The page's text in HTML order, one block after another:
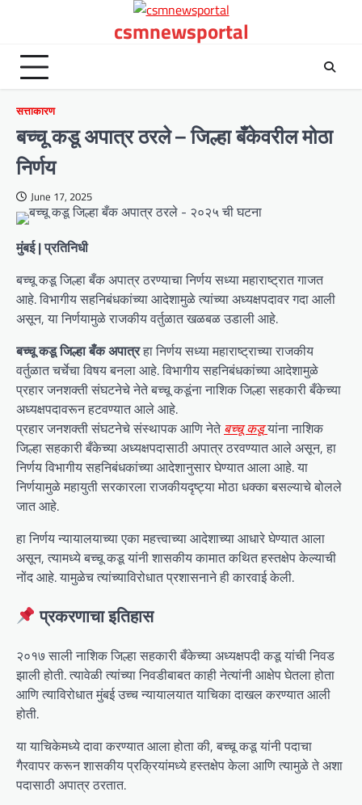
csmnewsportal
सत्ताकारण
बच्चू कडू अपात्र ठरले – जिल्हा बँकेवरील मोठा
निर्णय
June 17, 2025
मुंबई | प्रतिनिधी
बच्चू कडू जिल्हा बँक अपात्र ठरण्याचा निर्णय सध्या महाराष्ट्रात गाजत
आहे. विभागीय सहनिबंधकांच्या आदेशामुळे त्यांच्या अध्यक्षपदावर गदा आली
असून, या निर्णयामुळे राजकीय वर्तुळात खळबळ उडाली आहे.
बच्चू कडू जिल्हा बँक अपात्रहा निर्णय सध्या महाराष्ट्राच्या राजकीय
वर्तुळात चर्चेचा विषय बनला आहे. विभागीय सहनिबंधकांच्या आदेशामुळे
प्रहार जनशक्ती संघटनेचे नेते बच्चू कडूंना नाशिक जिल्हा सहकारी बँकेच्या
अध्यक्षपदावरून हटवण्यात आले आहे.
प्रहार जनशक्ती संघटनेचे संस्थापक आणि नेतेबच्चू कडूयांना नाशिक
जिल्हा सहकारी बँकेच्या अध्यक्षपदासाठी अपात्र ठरवण्यात आले असून, हा
निर्णय विभागीय सहनिबंधकांच्या आदेशानुसार घेण्यात आला आहे. या
निर्णयामुळे महायुती सरकारला राजकीयदृष्ट्या मोठा धक्का बसल्याचे बोलले
जात आहे.
हा निर्णय न्यायालयाच्या एका महत्त्वाच्या आदेशाच्या आधारे घेण्यात आला
असून, त्यामध्ये बच्चू कडू यांनी शासकीय कामात कथित हस्तक्षेप केल्याची
नोंद आहे. यामुळेच त्यांच्याविरोधात प्रशासनाने ही कारवाई केली.
प्रकरणाचा इतिहास
२०१७ साली नाशिक जिल्हा सहकारी बँकेच्या अध्यक्षपदी कडू यांची निवड
झाली होती. त्यावेळी त्यांच्या निवडीबाबत काही नेत्यांनी आक्षेप घेतला होता
आणि त्याविरोधात मुंबई उच्च न्यायालयात याचिका दाखल करण्यात आली
होती.
या याचिकेमध्ये दावा करण्यात आला होता की, बच्चू कडू यांनी पदाचा
गैरवापर करून शासकीय प्रक्रियांमध्ये हस्तक्षेप केला आणि त्यामुळे ते अशा
पदासाठी अपात्र ठरतात.